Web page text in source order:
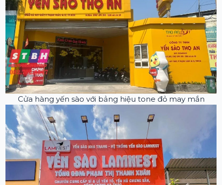
Cửa hàng yến sào với bảng hiệu tone đỏ may mắn